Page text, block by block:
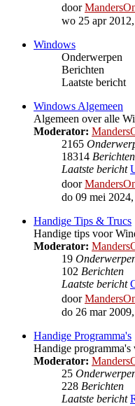
door
wo 25 apr
Windows
Onderwerpen
Berichten
Laatste bericht
Windows Algemeen
Algemeen over alle
Moderator:
2165
18314 Berichten
Laatste bericht
door
do 09 mei
Handige Tips & Trucs
Handige tips voor
Moderator:
19
102 Berichten
Laatste bericht
door
do 26 mar
Handige Programma's
Handige
Moderator:
25
228 Berichten
Laatste bericht